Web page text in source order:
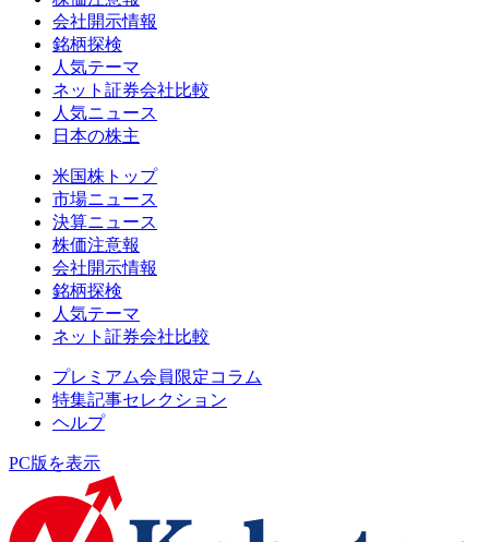
会社開示情報
銘柄探検
人気テーマ
ネット証券会社比較
人気ニュース
日本の株主
米国株トップ
市場ニュース
決算ニュース
株価注意報
会社開示情報
銘柄探検
人気テーマ
ネット証券会社比較
プレミアム会員限定コラム
特集記事セレクション
ヘルプ
PC版を表示